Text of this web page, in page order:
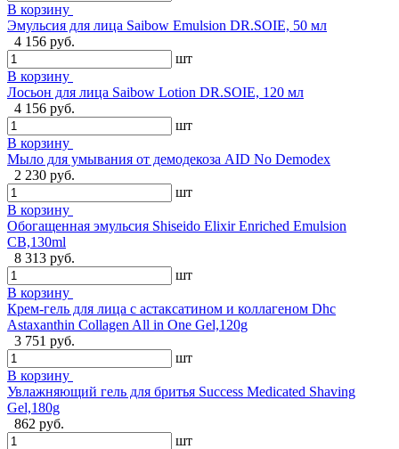
В корзину
Эмульсия для лица Saibow Emulsion DR.SOIE, 50 мл
4 156 руб.
шт
В корзину
Лосьон для лица Saibow Lotion DR.SOIE, 120 мл
4 156 руб.
шт
В корзину
Мыло для умывания от демодекоза AID No Demodex
2 230 руб.
шт
В корзину
Обогащенная эмульсия Shiseido Elixir Enriched Emulsion
CB,130ml
8 313 руб.
шт
В корзину
Крем-гель для лица с астаксатином и коллагеном Dhc
Astaxanthin Collagen All in One Gel,120g
3 751 руб.
шт
В корзину
Увлажняющий гель для бритья Success Medicated Shaving
Gel,180g
862 руб.
шт